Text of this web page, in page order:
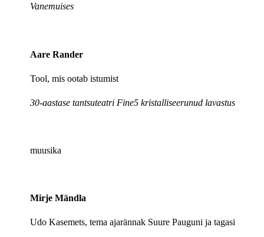
Vanemuises
Aare Rander
Tool, mis ootab istumist
30-aastase tantsuteatri Fine5 kristalliseerunud lavastus
muusika
Mirje Mändla
Udo Kasemets, tema ajarännak Suure Pauguni ja tagasi